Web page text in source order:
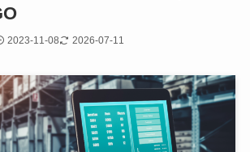
2023-11-08 2026-07-11